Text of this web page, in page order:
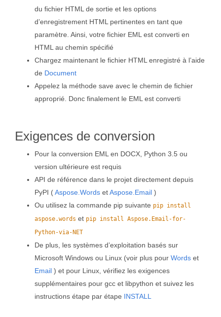
du fichier HTML de sortie et les options
d’enregistrement HTML pertinentes en tant que
paramètre. Ainsi, votre fichier EML est converti en
HTML au chemin spécifié
Chargez maintenant le fichier HTML enregistré à l’aide
de Document
Appelez la méthode save avec le chemin de fichier
approprié. Donc finalement le EML est converti
Exigences de conversion
Pour la conversion EML en DOCX, Python 3.5 ou
version ultérieure est requis
API de référence dans le projet directement depuis
PyPI (Aspose.Words etAspose.Email )
Ou utilisez la commande pip suivante pip install
aspose.words et pip install Aspose.Email-for-
Python-via-NET
De plus, les systèmes d’exploitation basés sur
Microsoft Windows ou Linux (voir plus pour Words et
Email ) et pour Linux, vérifiez les exigences
supplémentaires pour gcc et libpython et suivez les
instructions étape par étape INSTALL